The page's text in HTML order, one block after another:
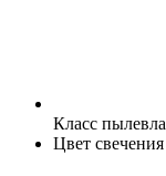
Класс
Цвет свечения